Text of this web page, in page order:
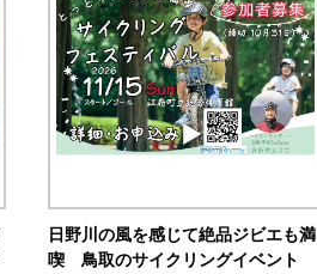
日野川の風を感じて絶品ジビエも満
喫 鳥取のサイクリングイベント